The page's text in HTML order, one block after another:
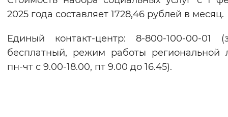
2025 года составляет 1728,46 рублей в месяц.
Единый контакт-центр: 8-800-100-00-01
бесплатный, режим работы региональной
пн-чт с 9.00-18.00, пт 9.00 до 16.45).